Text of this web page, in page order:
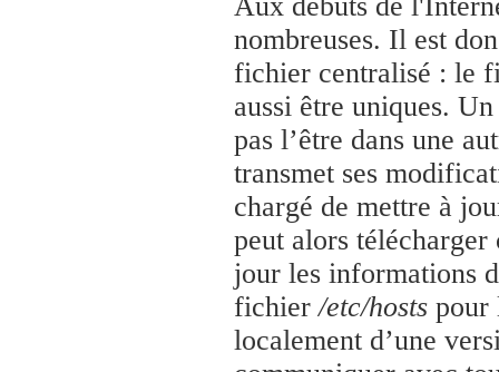
Aux débuts de
nombreuses. Il est
fichier centralisé : le
aussi être uniques.
pas l’être dans une
transmet ses
chargé de mettre à
peut alors
jour les informations
fichier/etc/hosts pour
localement d’une